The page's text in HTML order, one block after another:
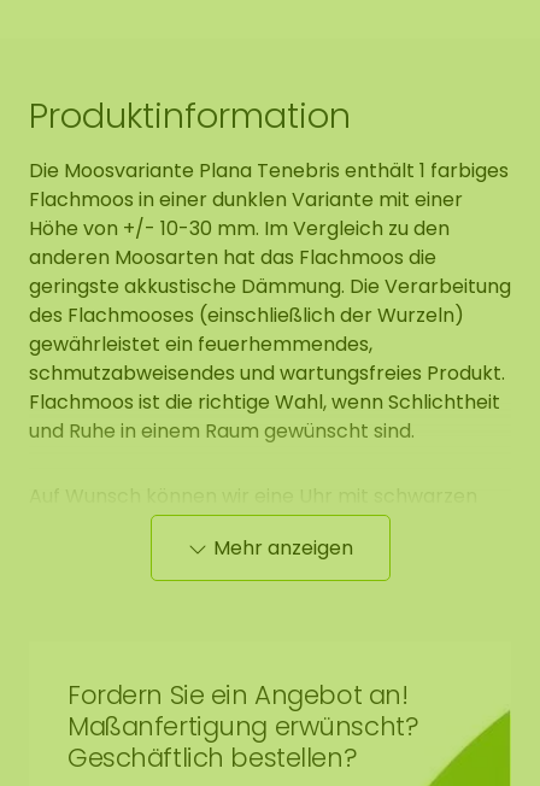
Produktinformation
Die Moosvariante Plana Tenebris enthält 1 farbiges
Flachmoos in einer dunklen Variante mit einer
Höhe von +/- 10-30 mm. Im Vergleich zu den
anderen Moosarten hat das Flachmoos die
geringste akkustische Dämmung. Die Verarbeitung
des Flachmooses (einschließlich der Wurzeln)
gewährleistet ein feuerhemmendes,
schmutzabweisendes und wartungsfreies Produkt.
Flachmoos ist die richtige Wahl, wenn Schlichtheit
und Ruhe in einem Raum gewünscht sind.
Zeigern in den Mooszirkel einbauen. Dies ist nur bei
Zirkeln mit einem Durchmesser von 60, 80, 100 cm
möglich. Die Uhr hat einen Durchmesser von 42
Durchmesser von 60 cm.
Mit einem runden Moosbild wird ein schlichtes
Mehr anzeigen
Fordern Sie ein Angebot an!
Maßanfertigung erwünscht?
Geschäftlich bestellen?